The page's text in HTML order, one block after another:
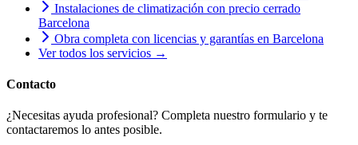
Instalaciones de climatización con precio cerrado
Barcelona
Obra completa con licencias y garantías en Barcelona
Ver todos los servicios →
Contacto
¿Necesitas ayuda profesional? Completa nuestro formulario y te
contactaremos lo antes posible.